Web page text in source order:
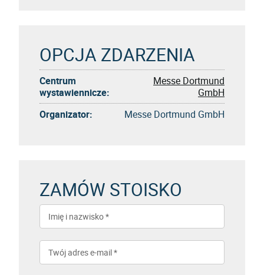
OPCJA ZDARZENIA
Centrum
wystawiennicze:
Messe Dortmund
GmbH
Organizator:
Messe Dortmund GmbH
ZAMÓW STOISKO